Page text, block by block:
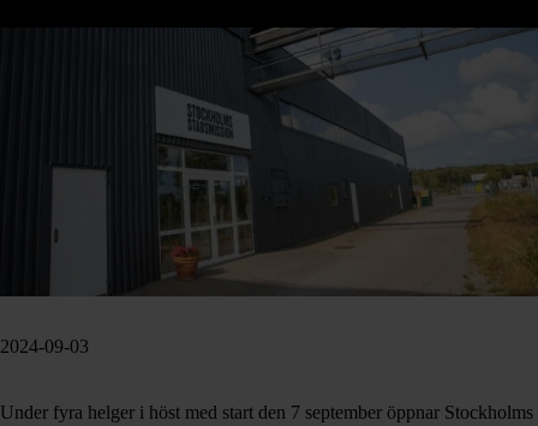
2024-09-03
Under fyra helger i höst med start den 7 september öppnar Stockholms